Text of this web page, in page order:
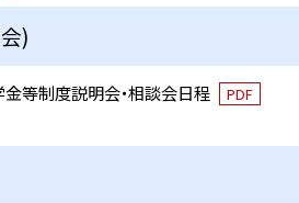
)
等制度説明会・相談会日程 PDF